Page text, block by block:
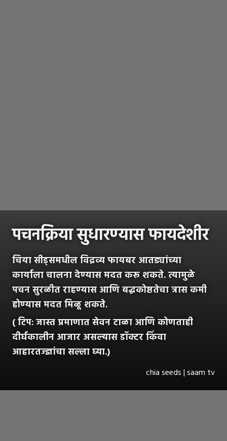
पचनक्रिया सुधारण्यास फायदेशीर
चिया सीड्समधील विद्रव्य फायबर आतड्यांच्या
कार्याला चालना देण्यास मदत करू शकते. त्यामुळे
पचन सुरळीत राहण्यास आणि बद्धकोष्ठतेचा त्रास कमी
होण्यास मदत मिळू शकते.
( टिप:जास्त प्रमाणात सेवन टाळा आणि कोणताही
दीर्घकालीन आजार असल्यास डॉक्टर किंवा
आहारतज्ज्ञांचा सल्ला घ्या.)
chia seeds | saam tv